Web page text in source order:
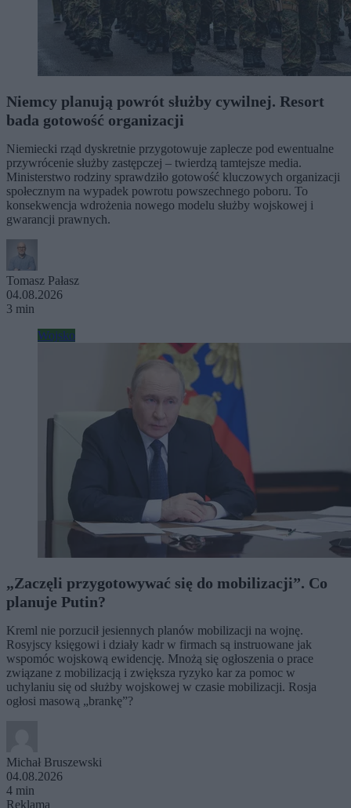
Niemcy planują powrót służby cywilnej. Resort
bada gotowość organizacji
Niemiecki rząd dyskretnie przygotowuje zaplecze pod ewentualne
przywrócenie służby zastępczej – twierdzą tamtejsze media.
Ministerstwo rodziny sprawdziło gotowość kluczowych organizacji
społecznym na wypadek powrotu powszechnego poboru. To
konsekwencja wdrożenia nowego modelu służby wojskowej i
gwarancji prawnych.
Tomasz Pałasz
04.08.2026
3 min
Wojsko
„Zaczęli przygotowywać się do mobilizacji”. Co
planuje Putin?
Kreml nie porzucił jesiennych planów mobilizacji na wojnę.
Rosyjscy księgowi i działy kadr w firmach są instruowane jak
wspomóc wojskową ewidencję. Mnożą się ogłoszenia o prace
związane z mobilizacją i zwiększa ryzyko kar za pomoc w
uchylaniu się od służby wojskowej w czasie mobilizacji. Rosja
ogłosi masową „brankę”?
Michał Bruszewski
04.08.2026
4 min
Reklama